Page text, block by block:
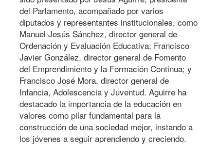
del Parlamento, acompañado por varios
diputados y representantes institucionales, como
Manuel Jesús Sánchez, director general de
Ordenación y Evaluación Educativa; Francisco
Javier González, director general de Fomento
del Emprendimiento y la Formación Continua; y
Francisco José Mora, director general de
Infancia, Adolescencia y Juventud. Aguirre ha
destacado la importancia de la educación en
valores como pilar fundamental para la
construcción de una sociedad mejor, instando a
los jóvenes a seguir aprendiendo y creciendo.